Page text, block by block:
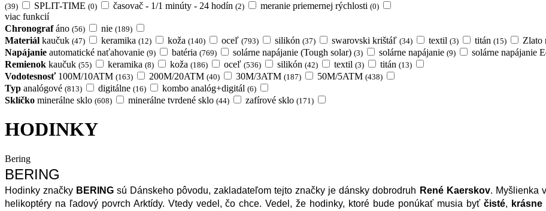
(39) SPLIT-TIME (0) časovač - 1/1 minúty - 24 hodín (2) meranie priemernej rýchlosti (0)
viac funkcií
Chronograf áno (56) nie (189)
Materiál kaučuk (47) keramika (12) koža (140) oceľ (793) silikón (37) swarovski krištáľ (34) textil (3) titán (15) Zlato
Napájanie automatické naťahovanie (9) batéria (769) solárne napájanie (Tough solar) (3) solárne napájanie (9) solárne napájanie
Remienok kaučuk (55) keramika (8) koža (186) oceľ (536) silikón (42) textil (3) titán (13)
Vodotesnosť 100M/10ATM (163) 200M/20ATM (40) 30M/3ATM (187) 50M/5ATM (438)
Typ analógové (813) digitálne (16) kombo analóg+digitál (6)
Sklíčko minerálne sklo (608) minerálne tvrdené sklo (44) zafírové sklo (171)
HODINKY
Bering
BERING
Hodinky značky BERING sú Dánskeho pôvodu, zakladateľom tejto značky je dánsky dobrodruh René Kaerskov. Myšlienka
helikoptéry na ľadový povrch Arktídy. Vtedy vedel, čo chce. Vedel, že hodinky, ktoré bude ponúkať musia byť čisté, krásne